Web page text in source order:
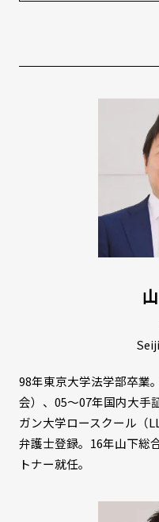
98年東京大学法学部卒業
会）、05～07年国内大手
ガン大学ロースクール（
弁護士登録。16年山下総
トナー就任。